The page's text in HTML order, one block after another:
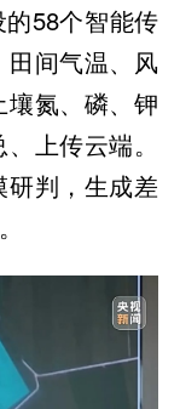
58个智能传
间气温、风
氮、磷、钾
上传云端。
判，生成差